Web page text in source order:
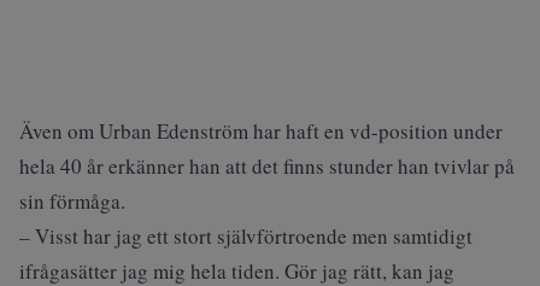
Även om Urban Edenström har haft en vd-position under
hela 40 år erkänner han att det finns stunder han tvivlar på
sin förmåga.
– Visst har jag ett stort självförtroende men samtidigt
ifrågasätter jag mig hela tiden. Gör jag rätt, kan jag